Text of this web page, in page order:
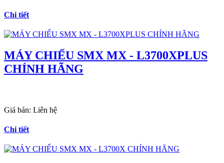
Chi tiết
MÁY CHIẾU SMX MX - L3700XPLUS
CHÍNH HÃNG
Giá bán: Liên hệ
Chi tiết